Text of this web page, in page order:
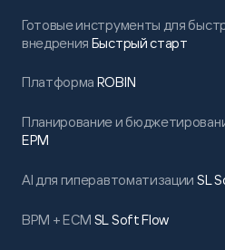
Готовые инструменты для
внедрения Быстрый старт
Платформа ROBIN
Планирование и
EPM
AI для гиперавтоматизации SL
BPM + ECM SL Soft Flow